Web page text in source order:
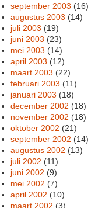
september 2003 (16)
augustus 2003 (14)
juli 2003 (19)
juni 2003 (23)
mei 2003 (14)
april 2003 (12)
maart 2003 (22)
februari 2003 (11)
januari 2003 (18)
december 2002 (18)
november 2002 (18)
oktober 2002 (21)
september 2002 (14)
augustus 2002 (13)
juli 2002 (11)
juni 2002 (9)
mei 2002 (7)
april 2002 (10)
maart 2002 (3)